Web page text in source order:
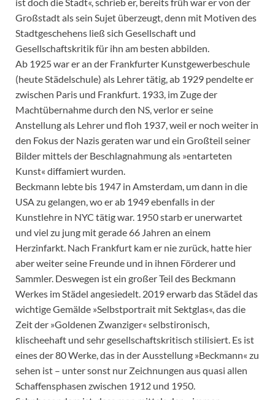
Großstadt als sein Sujet überzeugt, denn mit Motiven des
Stadtgeschehens ließ sich Gesellschaft und
Gesellschaftskritik für ihn am besten abbilden.
Ab 1925 war er an der Frankfurter Kunstgewerbeschule
(heute Städelschule) als Lehrer tätig, ab 1929 pendelte er
zwischen Paris und Frankfurt. 1933, im Zuge der
Machtübernahme durch den NS, verlor er seine
Anstellung als Lehrer und floh 1937, weil er noch weiter in
den Fokus der Nazis geraten war und ein Großteil seiner
Bilder mittels der Beschlagnahmung als »entarteten
Kunst« diffamiert wurden.
Beckmann lebte bis 1947 in Amsterdam, um dann in die
USA zu gelangen, wo er ab 1949 ebenfalls in der
Kunstlehre in NYC tätig war. 1950 starb er unerwartet
und viel zu jung mit gerade 66 Jahren an einem
Herzinfarkt. Nach Frankfurt kam er nie zurück, hatte hier
aber weiter seine Freunde und in ihnen Förderer und
Sammler. Deswegen ist ein großer Teil des Beckmann
Werkes im Städel angesiedelt. 2019 erwarb das Städel das
wichtige Gemälde »Selbstportrait mit Sektglas«, das die
Zeit der »Goldenen Zwanziger« selbstironisch,
klischeehaft und sehr gesellschaftskritisch stilisiert. Es ist
eines der 80 Werke, das in der Ausstellung »Beckmann« zu
sehen ist – unter sonst nur Zeichnungen aus quasi allen
Schaffensphasen zwischen 1912 und 1950.